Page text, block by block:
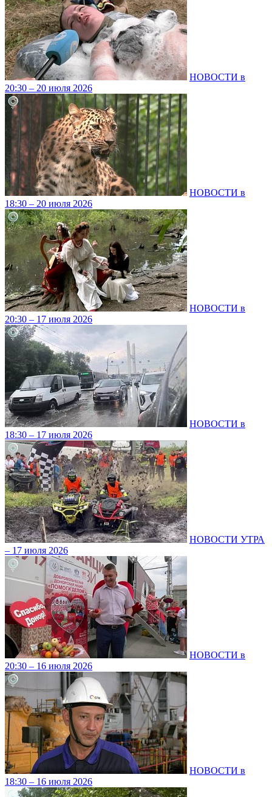
НОВОСТИ в
20:30 – 20 июля 2026
НОВОСТИ в
18:30 – 20 июля 2026
НОВОСТИ в
20:30 – 17 июля 2026
НОВОСТИ в
18:30 – 17 июля 2026
НОВОСТИ УТРА
– 17 июля 2026
НОВОСТИ в
20:30 – 16 июля 2026
НОВОСТИ в
18:30 – 16 июля 2026